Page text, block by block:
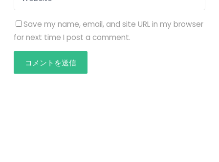
Save my name, email, and site URL in my browser
for next time I post a comment.